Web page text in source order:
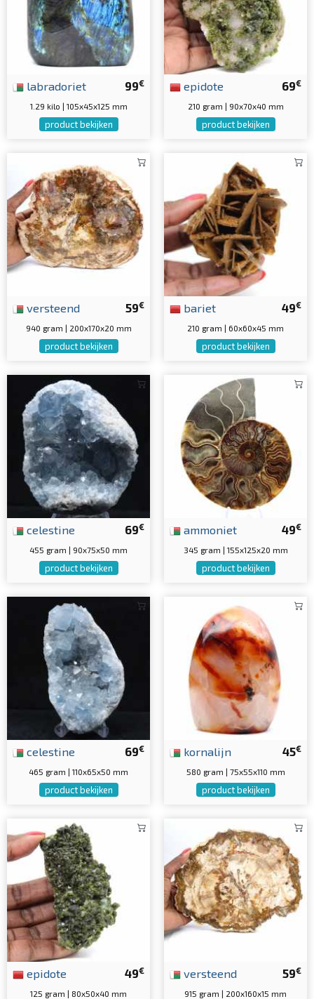
99€
labradoriet
1.29 kilo | 105x45x125 mm
product bekijken
69€
epidote
210 gram | 90x70x40 mm
product bekijken
59€
versteend
940 gram | 200x170x20 mm
product bekijken
49€
bariet
210 gram | 60x60x45 mm
product bekijken
69€
celestine
455 gram | 90x75x50 mm
product bekijken
49€
ammoniet
345 gram | 155x125x20 mm
product bekijken
69€
celestine
465 gram | 110x65x50 mm
product bekijken
45€
kornalijn
580 gram | 75x55x110 mm
product bekijken
49€
epidote
125 gram | 80x50x40 mm
59€
versteend
915 gram | 200x160x15 mm